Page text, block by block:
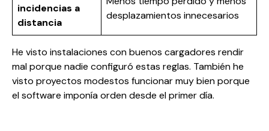
incidencias a
distancia
desplazamientos innecesarios
He visto instalaciones con buenos cargadores rendir
mal porque nadie configuró estas reglas. También he
visto proyectos modestos funcionar muy bien porque
el software imponía orden desde el primer día.